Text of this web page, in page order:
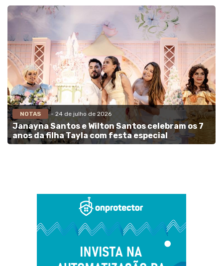
NOTAS - 24 de julho de 2026
Janayna Santos e Wilton Santos celebram os 7
anos da filha Tayla com festa especial